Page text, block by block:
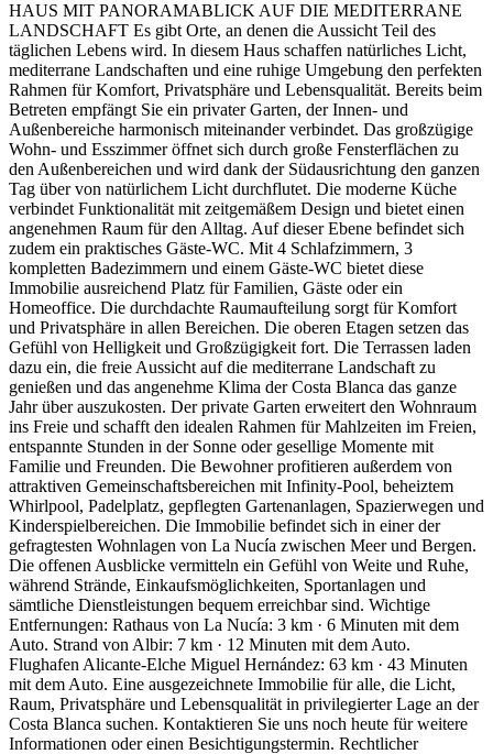
HAUS MIT PANORAMABLICK AUF DIE MEDITERRANE
LANDSCHAFT Es gibt Orte, an denen die Aussicht Teil des
täglichen Lebens wird. In diesem Haus schaffen natürliches Licht,
mediterrane Landschaften und eine ruhige Umgebung den perfekten
Rahmen für Komfort, Privatsphäre und Lebensqualität. Bereits beim
Betreten empfängt Sie ein privater Garten, der Innen- und
Außenbereiche harmonisch miteinander verbindet. Das großzügige
Wohn- und Esszimmer öffnet sich durch große Fensterflächen zu
den Außenbereichen und wird dank der Südausrichtung den ganzen
Tag über von natürlichem Licht durchflutet. Die moderne Küche
verbindet Funktionalität mit zeitgemäßem Design und bietet einen
angenehmen Raum für den Alltag. Auf dieser Ebene befindet sich
zudem ein praktisches Gäste-WC. Mit 4 Schlafzimmern, 3
kompletten Badezimmern und einem Gäste-WC bietet diese
Immobilie ausreichend Platz für Familien, Gäste oder ein
Homeoffice. Die durchdachte Raumaufteilung sorgt für Komfort
und Privatsphäre in allen Bereichen. Die oberen Etagen setzen das
Gefühl von Helligkeit und Großzügigkeit fort. Die Terrassen laden
dazu ein, die freie Aussicht auf die mediterrane Landschaft zu
genießen und das angenehme Klima der Costa Blanca das ganze
Jahr über auszukosten. Der private Garten erweitert den Wohnraum
ins Freie und schafft den idealen Rahmen für Mahlzeiten im Freien,
entspannte Stunden in der Sonne oder gesellige Momente mit
Familie und Freunden. Die Bewohner profitieren außerdem von
attraktiven Gemeinschaftsbereichen mit Infinity-Pool, beheiztem
Whirlpool, Padelplatz, gepflegten Gartenanlagen, Spazierwegen und
Kinderspielbereichen. Die Immobilie befindet sich in einer der
gefragtesten Wohnlagen von La Nucía zwischen Meer und Bergen.
Die offenen Ausblicke vermitteln ein Gefühl von Weite und Ruhe,
während Strände, Einkaufsmöglichkeiten, Sportanlagen und
sämtliche Dienstleistungen bequem erreichbar sind. Wichtige
Entfernungen: Rathaus von La Nucía: 3 km · 6 Minuten mit dem
Auto. Strand von Albir: 7 km · 12 Minuten mit dem Auto.
Flughafen Alicante-Elche Miguel Hernández: 63 km · 43 Minuten
mit dem Auto. Eine ausgezeichnete Immobilie für alle, die Licht,
Raum, Privatsphäre und Lebensqualität in privilegierter Lage an der
Costa Blanca suchen. Kontaktieren Sie uns noch heute für weitere
Informationen oder einen Besichtigungstermin. Rechtlicher